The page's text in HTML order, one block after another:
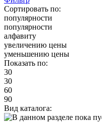
Сортировать по:
популярности
популярности
алфавиту
увеличению цены
уменьшению цены
Показать по:
30
30
60
90
Вид каталога: